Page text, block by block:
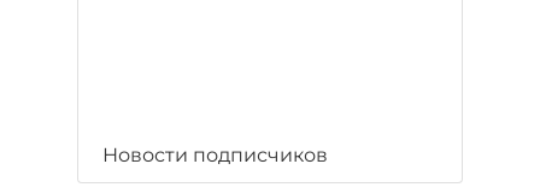
Новости подписчиков